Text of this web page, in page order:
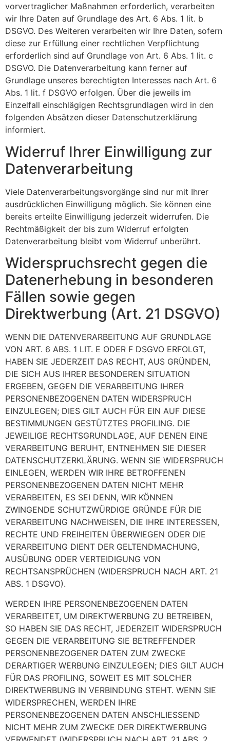
vorvertraglicher Maßnahmen erforderlich, verarbeiten
wir Ihre Daten auf Grundlage des Art. 6 Abs. 1 lit. b
DSGVO. Des Weiteren verarbeiten wir Ihre Daten, sofern
diese zur Erfüllung einer rechtlichen Verpflichtung
erforderlich sind auf Grundlage von Art. 6 Abs. 1 lit. c
DSGVO. Die Datenverarbeitung kann ferner auf
Grundlage unseres berechtigten Interesses nach Art. 6
Abs. 1 lit. f DSGVO erfolgen. Über die jeweils im
Einzelfall einschlägigen Rechtsgrundlagen wird in den
folgenden Absätzen dieser Datenschutzerklärung
informiert.
Widerruf Ihrer Einwilligung zur
Datenverarbeitung
Viele Datenverarbeitungsvorgänge sind nur mit Ihrer
ausdrücklichen Einwilligung möglich. Sie können eine
bereits erteilte Einwilligung jederzeit widerrufen. Die
Rechtmäßigkeit der bis zum Widerruf erfolgten
Datenverarbeitung bleibt vom Widerruf unberührt.
Widerspruchsrecht gegen die
Datenerhebung in besonderen
Fällen sowie gegen
Direktwerbung (Art. 21 DSGVO)
WENN DIE DATENVERARBEITUNG AUF GRUNDLAGE
VON ART. 6 ABS. 1 LIT. E ODER F DSGVO ERFOLGT,
HABEN SIE JEDERZEIT DAS RECHT, AUS GRÜNDEN,
DIE SICH AUS IHRER BESONDEREN SITUATION
ERGEBEN, GEGEN DIE VERARBEITUNG IHRER
PERSONENBEZOGENEN DATEN WIDERSPRUCH
EINZULEGEN; DIES GILT AUCH FÜR EIN AUF DIESE
BESTIMMUNGEN GESTÜTZTES PROFILING. DIE
JEWEILIGE RECHTSGRUNDLAGE, AUF DENEN EINE
VERARBEITUNG BERUHT, ENTNEHMEN SIE DIESER
DATENSCHUTZERKLÄRUNG. WENN SIE WIDERSPRUCH
EINLEGEN, WERDEN WIR IHRE BETROFFENEN
PERSONENBEZOGENEN DATEN NICHT MEHR
VERARBEITEN, ES SEI DENN, WIR KÖNNEN
ZWINGENDE SCHUTZWÜRDIGE GRÜNDE FÜR DIE
VERARBEITUNG NACHWEISEN, DIE IHRE INTERESSEN,
RECHTE UND FREIHEITEN ÜBERWIEGEN ODER DIE
VERARBEITUNG DIENT DER GELTENDMACHUNG,
AUSÜBUNG ODER VERTEIDIGUNG VON
RECHTSANSPRÜCHEN (WIDERSPRUCH NACH ART. 21
ABS. 1 DSGVO).
WERDEN IHRE PERSONENBEZOGENEN DATEN
VERARBEITET, UM DIREKTWERBUNG ZU BETREIBEN,
SO HABEN SIE DAS RECHT, JEDERZEIT WIDERSPRUCH
GEGEN DIE VERARBEITUNG SIE BETREFFENDER
PERSONENBEZOGENER DATEN ZUM ZWECKE
DERARTIGER WERBUNG EINZULEGEN; DIES GILT AUCH
FÜR DAS PROFILING, SOWEIT ES MIT SOLCHER
DIREKTWERBUNG IN VERBINDUNG STEHT. WENN SIE
WIDERSPRECHEN, WERDEN IHRE
PERSONENBEZOGENEN DATEN ANSCHLIESSEND
NICHT MEHR ZUM ZWECKE DER DIREKTWERBUNG